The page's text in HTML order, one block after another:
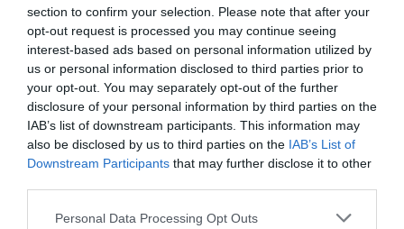
section to confirm your selection. Please note that after your
opt-out request is processed you may continue seeing
interest-based ads based on personal information utilized by
us or personal information disclosed to third parties prior to
your opt-out. You may separately opt-out of the further
disclosure of your personal information by third parties on the
IAB’s list of downstream participants. This information may
also be disclosed by us to third parties on the IAB’s List of
Downstream Participants that may further disclose it to other
Personal Data Processing Opt Outs
ΓΚΑΛΕΡΙ ΤΕΧΝΗΣ - ΑΙΘΟΥΣΕΣ ΤΕΧΝΗΣ
ΔΩΡΕΑΝ ΕΚΔΗΛΩΣΕΙΣ
ΕΙΚΑΣΤΙΚΕΣ ΕΚΘΕΣΕΙΣ
ΖΩΓΡΑΦΙΚΗ
ΖΩΓΡΑΦΟΣ
ΟΜΑΔΙΚΕΣ ΕΚΘΕΣΕΙΣ
ΦΩΤΟΓΡΑΦΙΑ
Newsletter